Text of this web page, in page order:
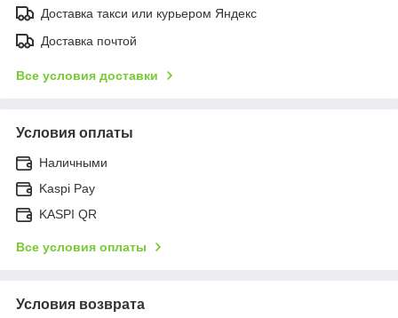
Доставка такси или курьером Яндекс
Доставка почтой
Все условия доставки
Условия оплаты
Наличными
Kaspi Pay
KASPI QR
Все условия оплаты
Условия возврата